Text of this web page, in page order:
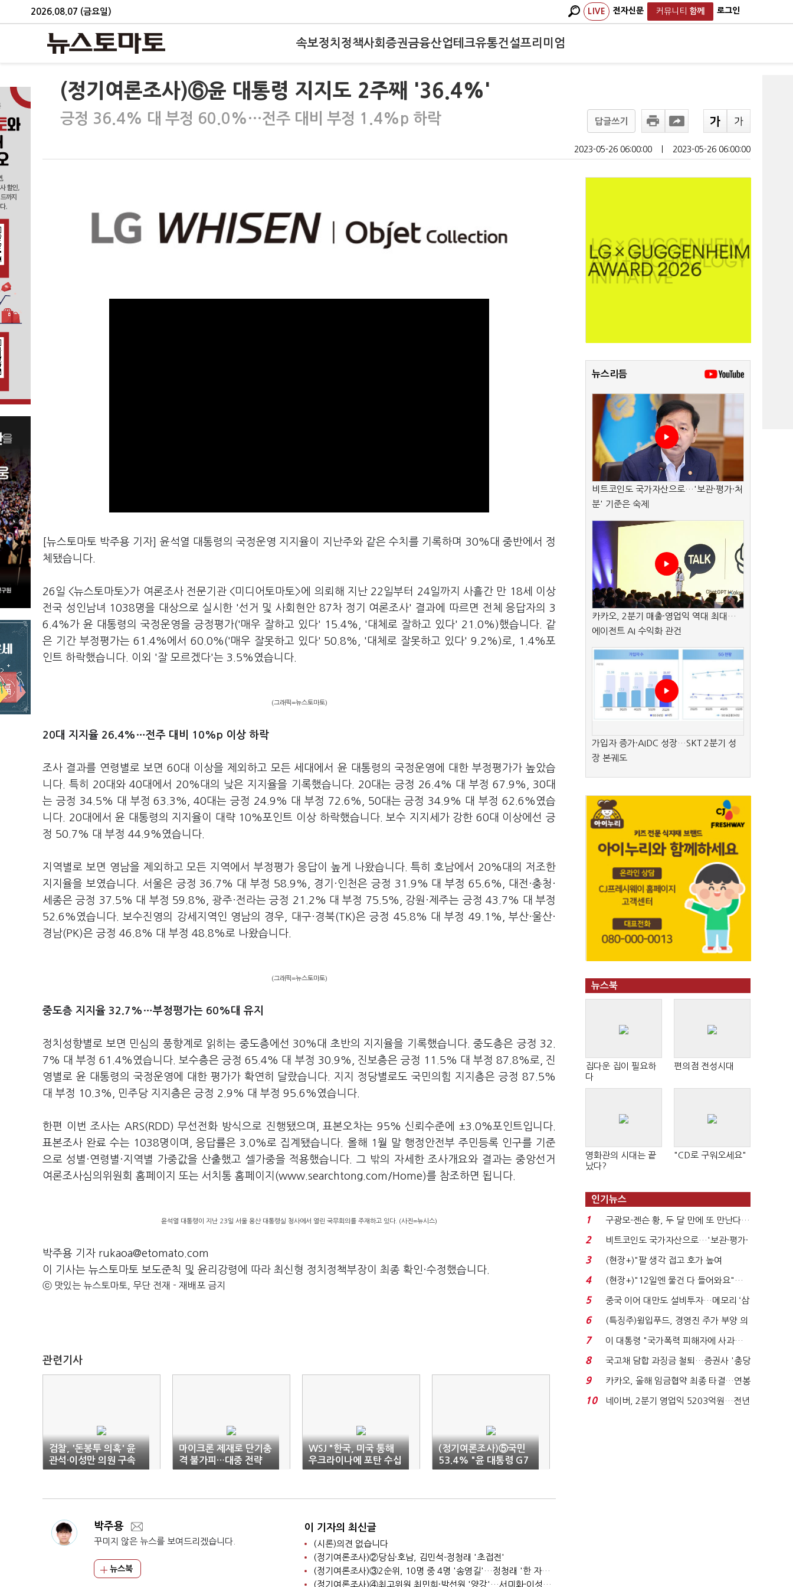
2026.08.07 (금요일) LIVE 전자신문 커뮤니티 함께 로그인
속보정치 정책사회 증권금융산업테크유통건설프리미엄
(정기여론조사)⑥윤 대통령 지지도 2주째 '36.4%'
긍정 36.4% 대 부정 60.0%…전주 대비 부정 1.4%p 하락 답글쓰기
2023-05-26 06:00:00 2023-05-26 06:00:00
[뉴스토마토 박주용 기자] 윤석열 대통령의 국정운영 지지율이 지난주와 같은 수치를 기록하며 30%대 중반에서 정
체됐습니다.
26일 <뉴스토마토>가 여론조사 전문기관 <미디어토마토>에 의뢰해 지난 22일부터 24일까지 사흘간 만 18세 이상
전국 성인남녀 1038명을 대상으로 실시한 '선거 및 사회현안 87차 정기 여론조사' 결과에 따르면 전체 응답자의 3
6.4%가 윤 대통령의 국정운영을 긍정평가('매우 잘하고 있다' 15.4%, '대체로 잘하고 있다' 21.0%)했습니다. 같
은 기간 부정평가는 61.4%에서 60.0%('매우 잘못하고 있다' 50.8%, '대체로 잘못하고 있다' 9.2%)로, 1.4%포
인트 하락했습니다. 이외 '잘 모르겠다'는 3.5%였습니다.
(그래픽=뉴스토마토)
20대 지지율 26.4%…전주 대비 10%p 이상 하락
조사 결과를 연령별로 보면 60대 이상을 제외하고 모든 세대에서 윤 대통령의 국정운영에 대한 부정평가가 높았습
니다. 특히 20대와 40대에서 20%대의 낮은 지지율을 기록했습니다. 20대는 긍정 26.4% 대 부정 67.9%, 30대
는 긍정 34.5% 대 부정 63.3%, 40대는 긍정 24.9% 대 부정 72.6%, 50대는 긍정 34.9% 대 부정 62.6%였습
니다. 20대에서 윤 대통령의 지지율이 대략 10%포인트 이상 하락했습니다. 보수 지지세가 강한 60대 이상에선 긍
정 50.7% 대 부정 44.9%였습니다.
지역별로 보면 영남을 제외하고 모든 지역에서 부정평가 응답이 높게 나왔습니다. 특히 호남에서 20%대의 저조한
지지율을 보였습니다. 서울은 긍정 36.7% 대 부정 58.9%, 경기·인천은 긍정 31.9% 대 부정 65.6%, 대전·충청·
세종은 긍정 37.5% 대 부정 59.8%, 광주·전라는 긍정 21.2% 대 부정 75.5%, 강원·제주는 긍정 43.7% 대 부정
52.6%였습니다. 보수진영의 강세지역인 영남의 경우, 대구·경북(TK)은 긍정 45.8% 대 부정 49.1%, 부산·울산·
경남(PK)은 긍정 46.8% 대 부정 48.8%로 나왔습니다.
(그래픽=뉴스토마토)
중도층 지지율 32.7%…부정평가는 60%대 유지
정치성향별로 보면 민심의 풍향계로 읽히는 중도층에선 30%대 초반의 지지율을 기록했습니다. 중도층은 긍정 32.
7% 대 부정 61.4%였습니다. 보수층은 긍정 65.4% 대 부정 30.9%, 진보층은 긍정 11.5% 대 부정 87.8%로, 진
영별로 윤 대통령의 국정운영에 대한 평가가 확연히 달랐습니다. 지지 정당별로도 국민의힘 지지층은 긍정 87.5%
대 부정 10.3%, 민주당 지지층은 긍정 2.9% 대 부정 95.6%였습니다.
한편 이번 조사는 ARS(RDD) 무선전화 방식으로 진행됐으며, 표본오차는 95% 신뢰수준에 ±3.0%포인트입니다.
표본조사 완료 수는 1038명이며, 응답률은 3.0%로 집계됐습니다. 올해 1월 말 행정안전부 주민등록 인구를 기준
으로 성별·연령별·지역별 가중값을 산출했고 셀가중을 적용했습니다. 그 밖의 자세한 조사개요와 결과는 중앙선거
여론조사심의위원회 홈페이지 또는 서치통 홈페이지(www.searchtong.com/Home)를 참조하면 됩니다.
윤석열 대통령이 지난 23일 서울 용산 대통령실 청사에서 열린 국무회의를 주재하고 있다. (사진=뉴시스)
박주용 기자 rukaoa@etomato.com
이 기사는 뉴스토마토 보도준칙 및 윤리강령에 따라 최신형 정치정책부장이 최종 확인·수정했습니다.
ⓒ 맛있는 뉴스토마토, 무단 전재 - 재배포 금지
관련기사
검찰, '돈봉투 의혹' 윤
관석·이성만 의원 구속
영장 청구
마이크론 제재로 단기충
격 불가피…대중 전략
없는 정부
WSJ "한국, 미국 통해
우크라이나에 포탄 수십
만발 비밀지원"
(정기여론조사)⑤국민
53.4% "윤 대통령 G7
정상회의 성과 없었다"
박주용
꾸미지 않은 뉴스를 보여드리겠습니다.
뉴스북
이 기자의 최신글
(시론)의견 없습니다
(정기여론조사)②당심·호남, 김민석-정청래 '초접전'
(정기여론조사)③2순위, 10명 중 4명 '송영길'…정청래 '한 자릿수'
(정기여론조사)④최고위원 최민희·박선원 '양강'…서미화·이성윤·임미애 뒤이어
뉴스리듬
비트코인도 국가자산으로…'보관·평가·처
분' 기준은 숙제
카카오, 2분기 매출·영업익 역대 최대…
에이전트 AI 수익화 관건
가입자 증가·AIDC 성장…SKT 2분기 성
장 본궤도
뉴스북
집다운 집이 필요하
다
편의점 전성시대
영화관의 시대는 끝
났다?
"CD로 구워오세요"
인기뉴스
1
구광모-젠슨 황, 두 달 만에 또 만난다…
로봇·AI 등 논...
2
비트코인도 국가자산으로…'보관·평가·
처분' 기준은 ...
3
(현장+)"팔 생각 접고 호가 높여
요"…'덜 똘똘한 한 채' 20...
4
(현장+)"12일엔 물건 다 들어와요"…
빈 매대 채우며 문 연 ...
5
중국 이어 대만도 설비투자…메모리 ‘삼
국전쟁’
6
(특징주)윙입푸드, 경영진 주가 부양 의
지에 상한가...
7
이 대통령 "국가폭력 피해자에 사과…
적극적 조사로 진...
8
국고채 담합 과징금 철퇴…증권사 '충당
금 폭탄' 우려...
9
카카오, 올해 임금협약 최종 타결…연봉
6.3% 인상·격려...
10
네이버, 2분기 영업익 5203억원…전년